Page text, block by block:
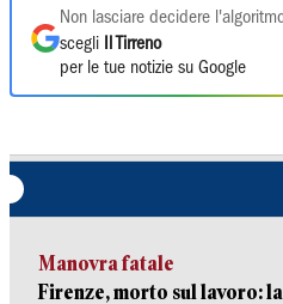
Non lasciare decidere
scegli
Il Tirreno
per le tue notizie su Google
Manovra fatale
Firenze, morto sul lavoro: